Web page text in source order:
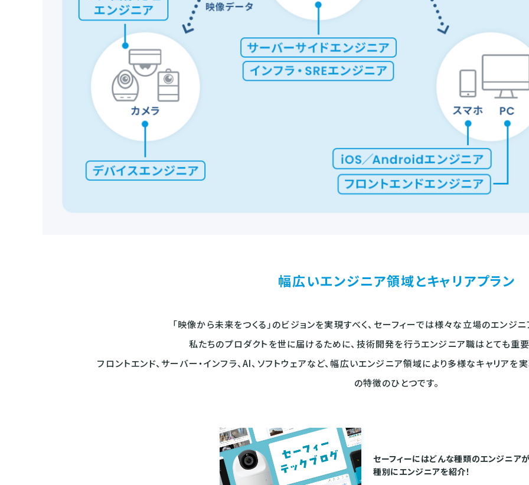
幅広いエンジニア領域とキャリアプラン
「映像から未来をつくる」のビジョンを実現すべく、 セーフィーでは様々な立場のエンジニ
私たちのプロダクトを世に届けるために、 技術開発を行うエンジニア職はとても重要
フロントエンド、サーバー・インフラ、AI、ソフトウェアなど、 幅広いエンジニア領域により多様なキャリアを実
の特徴のひとつです。
セーフィーにはどんな種類のエンジニア
種別にエンジニアを紹介！